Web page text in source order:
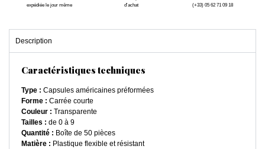
expédiée le jour même
d'achat
(+33) 05 62 71 09 18
Description
Caractéristiques techniques
Type : Capsules américaines préformées
Forme : Carrée courte
Couleur : Transparente
Tailles : de 0 à 9
Quantité : Boîte de 50 pièces
Matière : Plastique flexible et résistant